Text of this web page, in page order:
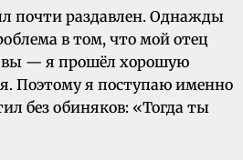
почти раздавлен. Однажды
в том, что мой отец
вы — я прошёл хорошую
Поэтому я поступаю именно
без обиняков: «Тогда ты